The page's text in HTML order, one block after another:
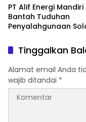
PT Alif Energi Mandiri
Bantah Tuduhan
Penyalahgunaan
Operasional Sesuai
Regulasi
Tinggalkan
Alamat email Anda
wajib ditandai *